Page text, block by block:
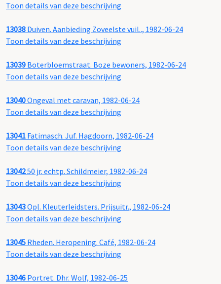
Toon details van deze beschrijving
13038 Duiven. Aanbieding Zoveelste vuil.., 1982-06-24
Toon details van deze beschrijving
13039 Boterbloemstraat. Boze bewoners, 1982-06-24
Toon details van deze beschrijving
13040Ongeval met caravan, 1982-06-24
Toon details van deze beschrijving
13041 Fatimasch. Juf. Hagdoorn, 1982-06-24
Toon details van deze beschrijving
1304250 jr. echtp. Schildmeier, 1982-06-24
Toon details van deze beschrijving
13043Opl. Kleuterleidsters. Prijsuitr., 1982-06-24
Toon details van deze beschrijving
13045 Rheden. Heropening. Café, 1982-06-24
Toon details van deze beschrijving
13046 Portret. Dhr. Wolf, 1982-06-25